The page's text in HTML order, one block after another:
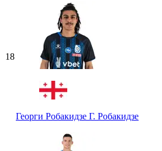
18
Георги Робакидзе Г. Робакидзе